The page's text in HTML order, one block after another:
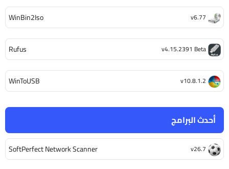
أحدث البرامج
SoftPerfect Network Scanner v26.7
WinBin2Iso v6.77
Rufus v4.15.2391 Beta
WinToUSB v10.8.1.2